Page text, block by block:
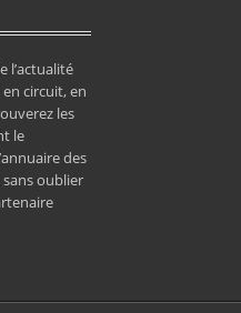
l’actualité
circuit, en
les
le
des
oublier